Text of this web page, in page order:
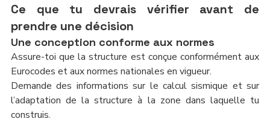
Ce que tu devrais vérifier avant de
prendre une décision
Une conception conforme aux normes
Assure-toi que la structure est conçue conformément aux
Eurocodes et aux normes nationales en vigueur.
Demande des informations sur le calcul sismique et sur
l’adaptation de la structure à la zone dans laquelle tu
construis.